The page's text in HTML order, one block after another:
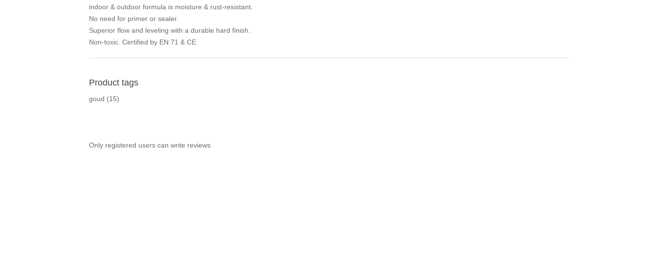
indoor & outdoor formula is moisture & rust-resistant.
No need for primer or sealer.
Superior flow and leveling with a durable hard finish.
Non-toxic. Certified by EN 71 & CE.
Product tags
goud (15)
Only registered users can write reviews